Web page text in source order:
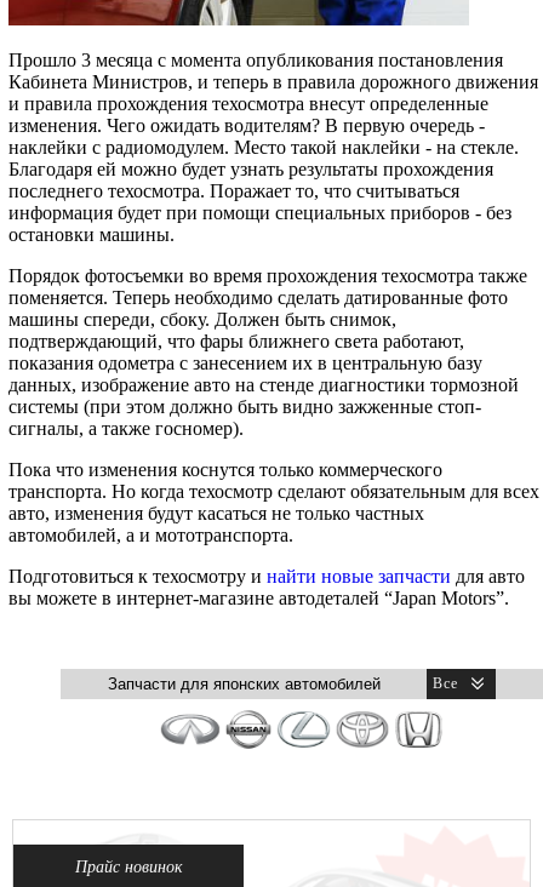
Прошло 3 месяца с момента опубликования постановления
Кабинета Министров, и теперь в правила дорожного движения
и правила прохождения техосмотра внесут определенные
изменения. Чего ожидать водителям? В первую очередь -
наклейки с радиомодулем. Место такой наклейки - на стекле.
Благодаря ей можно будет узнать результаты прохождения
последнего техосмотра. Поражает то, что считываться
информация будет при помощи специальных приборов - без
остановки машины.
Порядок фотосъемки во время прохождения техосмотра также
поменяется. Теперь необходимо сделать датированные фото
машины спереди, сбоку. Должен быть снимок,
подтверждающий, что фары ближнего света работают,
показания одометра с занесением их в центральную базу
данных, изображение авто на стенде диагностики тормозной
системы (при этом должно быть видно зажженные стоп-
сигналы, а также госномер).
Пока что изменения коснутся только коммерческого
транспорта. Но когда техосмотр сделают обязательным для всех
авто, изменения будут касаться не только частных
автомобилей, а и мототранспорта.
Подготовиться к техосмотру и найти новые запчасти для авто
вы можете в интернет-магазине автодеталей “Japan Motors”.
Прайс новинок